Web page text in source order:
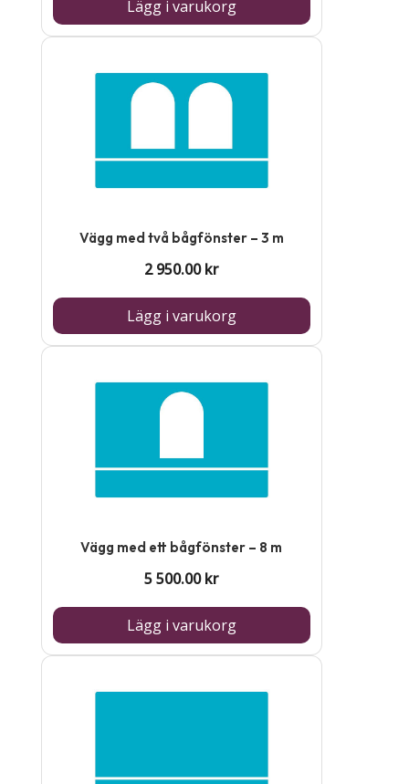
Lägg i varukorg
Vägg med två bågfönster – 3 m
2 950.00kr
Lägg i varukorg
Vägg med ett bågfönster – 8 m
5 500.00kr
Lägg i varukorg